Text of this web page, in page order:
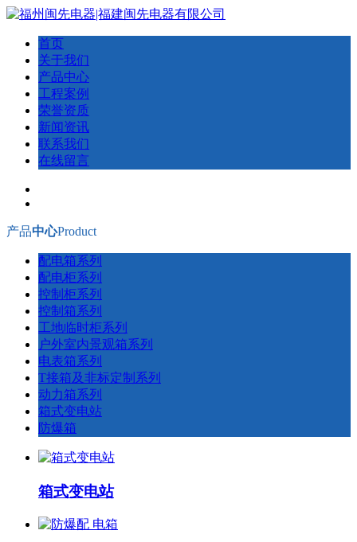
首页
关于我们
产品中心
工程案例
荣誉资质
新闻资讯
联系我们
在线留言
产品中心Product
配电箱系列
配电柜系列
控制柜系列
控制箱系列
工地临时柜系列
户外室内景观箱系列
电表箱系列
T接箱及非标定制系列
动力箱系列
箱式变电站
防爆箱
箱式变电站